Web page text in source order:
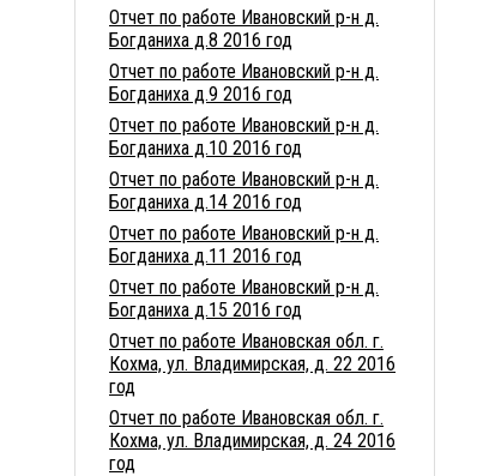
Отчет по работе Ивановский р-н д.
Богданиха д.8 2016 год
Отчет по работе Ивановский р-н д.
Богданиха д.9 2016 год
Отчет по работе Ивановский р-н д.
Богданиха д.10 2016 год
Отчет по работе Ивановский р-н д.
Богданиха д.14 2016 год
Отчет по работе Ивановский р-н д.
Богданиха д.11 2016 год
Отчет по работе Ивановский р-н д.
Богданиха д.15 2016 год
Отчет по работе Ивановская обл. г.
Кохма, ул. Владимирская, д. 22 2016
год
Отчет по работе Ивановская обл. г.
Кохма, ул. Владимирская, д. 24 2016
год